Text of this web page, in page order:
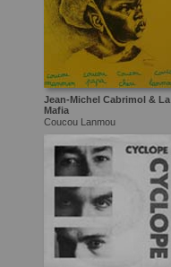
Jean-Michel Cabrimol & La
Mafia
Coucou Lanmou